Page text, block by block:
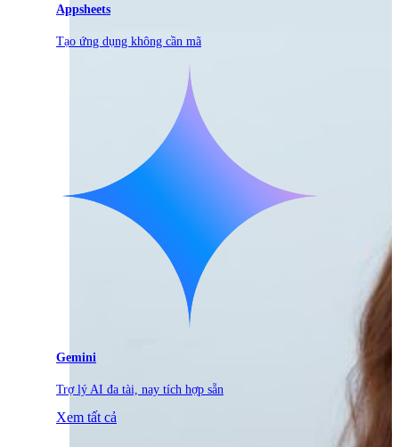
Appsheets
Tạo ứng dụng không cần mã
Gemini
Trợ lý AI đa tài, nay tích hợp sẵn
Xem tất cả